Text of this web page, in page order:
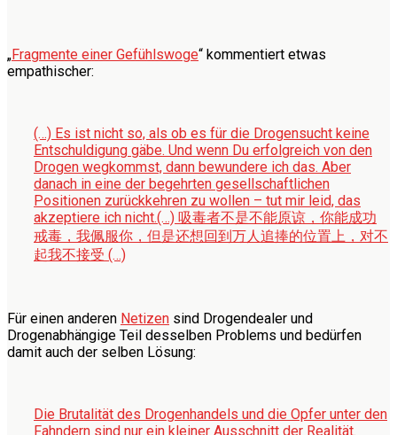
„Fragmente einer Gefühlswoge“ kommentiert etwas
empathischer:
(…) Es ist nicht so, als ob es für die Drogensucht keine
Entschuldigung gäbe. Und wenn Du erfolgreich von den
Drogen wegkommst, dann bewundere ich das. Aber
danach in eine der begehrten gesellschaftlichen
Positionen zurückkehren zu wollen – tut mir leid, das
akzeptiere ich nicht.(…) 吸毒者不是不能原谅，你能成功
戒毒，我佩服你，但是还想回到万人追捧的位置上，对不
起我不接受 (…)
Für einen anderen Netizen sind Drogendealer und
Drogenabhängige Teil desselben Problems und bedürfen
damit auch der selben Lösung:
Die Brutalität des Drogenhandels und die Opfer unter den
Fahndern sind nur ein kleiner Ausschnitt der Realität.